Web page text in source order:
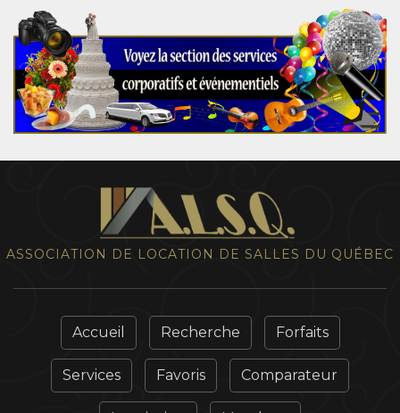
ASSOCIATION DE LOCATION DE SALLES DU QUÉBEC
Accueil Recherche Forfaits
Services Favoris Comparateur